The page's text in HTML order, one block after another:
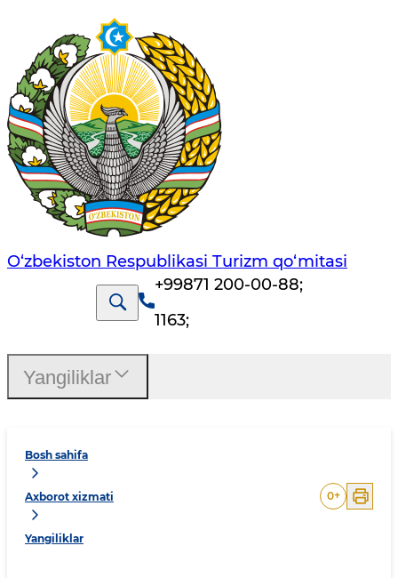
O‘zbekiston Respublikasi Turizm qo‘mitasi
+99871 200-00-88;
1163;
Bosh sahifa
Axborot xizmati
Yangiliklar
0+
Yangiliklar